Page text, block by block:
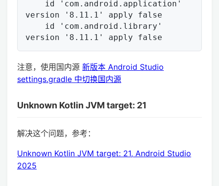
version '8.11.1' apply false
注意，使用国内源 新版本 Android Studio
settings.gradle 中切换国内源
Unknown Kotlin JVM target: 21
解决这个问题，参考：
Unknown Kotlin JVM target: 21, Android Studio
2025